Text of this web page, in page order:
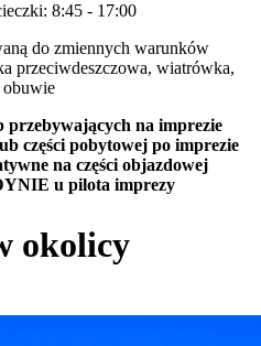
8:45 - 17:00
do zmiennych warunków
przeciwdeszczowa, wiatrówka,
obuwie
przebywających na imprezie
części pobytowej po imprezie
na części objazdowej
u pilota imprezy
okolicy